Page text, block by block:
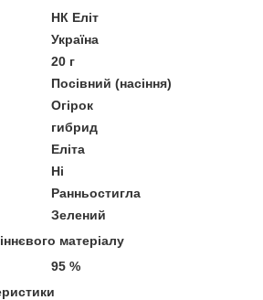
НК Еліт
Україна
20 г
Посівний (насіння)
Огірок
гибрид
Еліта
Ні
Ранньостигла
Зелений
матеріалу
95 %